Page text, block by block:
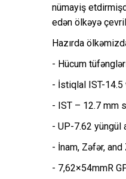
nümayiş
edən ölkəyə
Hazırda
- Hücum
- İstiqlal IST-14.5
- IST – 12.7 mm
- UP-7.62 yüngül
- İnam, Zəfər,
- 7,62×54mmR